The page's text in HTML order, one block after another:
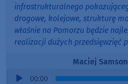
infrastrukturalnego
drogowe, kolejowe, strukturę
właśnie na Pomorzu będzie
realizacji dużych przedsięwzięć
Maciej
Audio
00:00